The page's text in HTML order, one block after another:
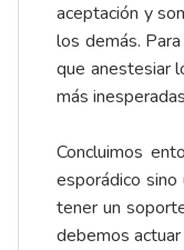
aceptación y
los demás.
que anestesiar
más
Concluimos
esporádico
tener un
debemos